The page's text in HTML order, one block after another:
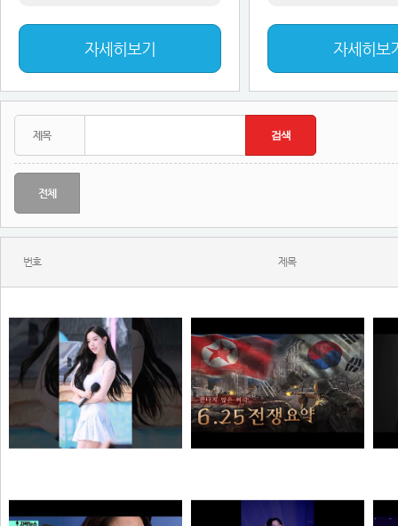
자세히보기 자세히보
전체
번호 제목
해골
질주머신